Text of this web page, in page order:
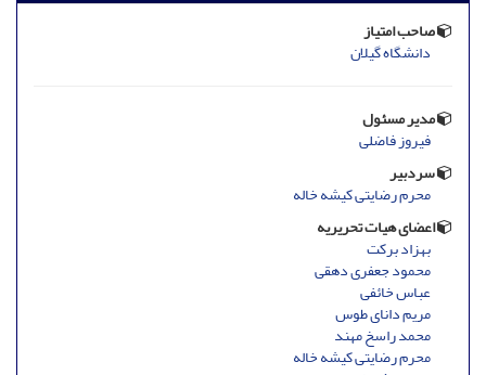
صاحب امتیاز
دانشگاه گیلان
مدیر مسئول
فیروز فاضلی
سردبیر
محرم رضایتی کیشه خاله
اعضای هیات تحریریه
بهزاد برکت
محمود جعفری دهقی
عباس خائفی
مریم دانای طوس
محمد راسخ مهند
محرم رضایتی کیشه خاله